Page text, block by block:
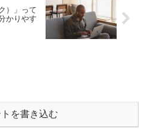
）」って
かりやす
を書き込む